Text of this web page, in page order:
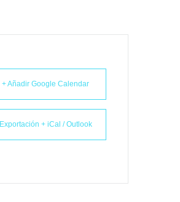
+ Añadir Google Calendar
Exportación + iCal / Outlook